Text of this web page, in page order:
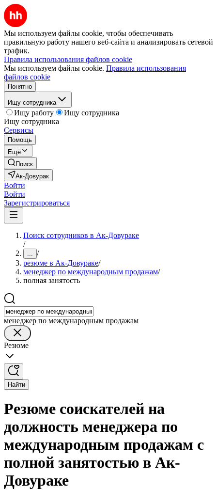
Мы используем файлы cookie, чтобы обеспечивать
правильную работу нашего веб-сайта и анализировать сетевой
трафик.
Правила использования файлов cookie
Мы используем файлы cookie. Правила использования
файлов cookie
Понятно
Ищу сотрудника
Ищу работу
Ищу сотрудника
Ищу сотрудника
Сервисы
Помощь
Ещё
Поиск
Ак-Довурак
Войти
Войти
Зарегистрироваться
Поиск сотрудников в Ак-Довураке
/
... /
резюме в Ак-Довураке/
менеджер по международным продажам/
полная занятость
менеджер по международным продажам
Резюме
Найти
Резюме соискателей на
должность менеджера по
международным продажам с
полной занятостью в Ак-
Довураке